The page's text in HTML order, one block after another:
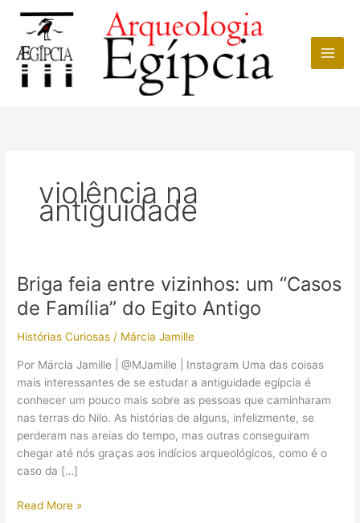
conteúdo
violência na
antiguidade
Briga feia entre vizinhos: um “Casos
de Família” do Egito Antigo
Histórias Curiosas / Márcia Jamille
Por Márcia Jamille | @MJamille | Instagram Uma das coisas
mais interessantes de se estudar a antiguidade egípcia é
conhecer um pouco mais sobre as pessoas que caminharam
nas terras do Nilo. As histórias de alguns, infelizmente, se
perderam nas areias do tempo, mas outras conseguiram
chegar até nós graças aos indícios arqueológicos, como é o
caso da […]
Briga
Read More »